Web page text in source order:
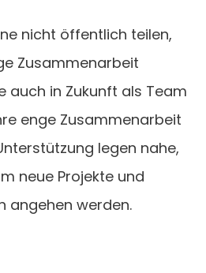
nicht öffentlich teilen,
Zusammenarbeit
auch in Zukunft als Team
enge Zusammenarbeit
legen nahe,
neue Projekte und
angehen werden.